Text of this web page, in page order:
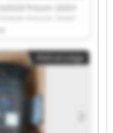
Pressen GmbH
Pressen GmbH
Pressen GmbH
Pressen GmbH
Pressen GmbH
Pressen GmbH
Kleinanzeige